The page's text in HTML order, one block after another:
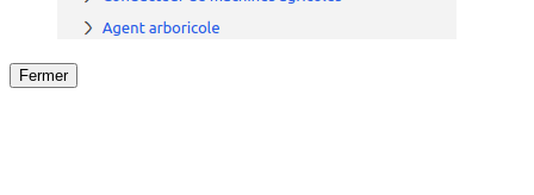
Fermer